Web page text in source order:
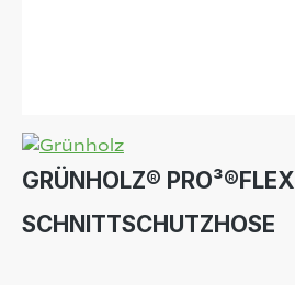
GRÜNHOLZ® PRO³®FLEX
SCHNITTSCHUTZHOSE